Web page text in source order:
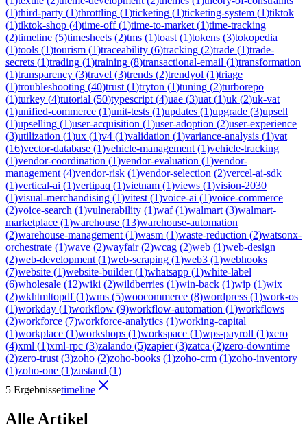
(1)third-party (1)throttling (1)ticketing (1)ticketing-system (1)tiktok
(1)tiktok-shop (4)time-off(1)time-to-market (1)time-tracking
(2)timeline (5)timesheets (2)tms (1)toast (1)tokens (3)tokopedia
(1)tools (1)tourism (1)traceability (6)tracking (2)trade (1)trade-
secrets (1)trading (1)training (8)transactional-email (1)transformation
(1)transparency (3)travel (3)trends (2)trendyol (1)triage
(1)troubleshooting (40)trust (1)tryton (1)tuning (2)turborepo
(1)turkey (4)tutorial (50)typescript (4)uae (3)uat (1)uk (2)uk-vat
(1)unified-commerce (1)unit-tests (1)updates (1)upgrade (3)upsell
(1)upselling (1)user-acquisition (1)user-adoption (2)user-experience
(3)utilization (1)ux (1)v4 (1)validation (1)variance-analysis (1)vat
(16)vector-database (1)vehicle-management (1)vehicle-tracking
(1)vendor-coordination (1)vendor-evaluation (1)vendor-
management (4)vendor-risk (1)vendor-selection (2)vercel-ai-sdk
(1)vertical-ai (1)vertipaq (1)vietnam (1)views (1)vision-2030
(1)visual-merchandising (1)vitest (1)voice-ai (1)voice-commerce
(2)voice-search (1)vulnerability (1)waf(1)walmart (3)walmart-
marketplace (1)warehouse (13)warehouse-automation
(2)warehouse-management (1)wasm (1)waste-reduction (2)watsonx-
orchestrate (1)wave (2)wayfair(2)wcag (2)web (1)web-design
(2)web-development (1)web-scraping (1)web3 (1)webhooks
(7)website (1)website-builder(1)whatsapp (1)white-label
(6)wholesale (12)wiki (2)wildberries (1)win-back (1)wip (1)wix
(2)wkhtmltopdf(1)wms (5)woocommerce (8)wordpress (1)work-os
(1)workday (1)workflow (9)workflow-automation (1)workflows
(2)workforce (7)workforce-analytics (1)working-capital
(1)workplace (1)workshops (1)workspace (1)wps-payroll (1)xero
(4)xml (1)xml-rpc (3)zalando (5)zapier(3)zatca (2)zero-downtime
(2)zero-trust (3)zoho (2)zoho-books (1)zoho-crm (1)zoho-inventory
(1)zoho-one (1)zustand (1)
5 Ergebnissetimeline
Alle Artikel